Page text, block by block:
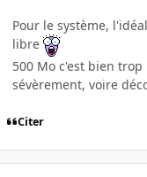
Pour le système,
libre
500 Mo c'est bien
sévèrement, voire
Citer